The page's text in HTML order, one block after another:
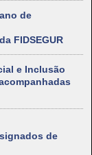
de
FIDSEGUR
e Inclusão
de